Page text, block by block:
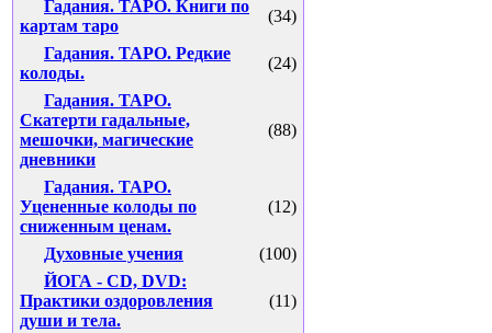
Гадания. ТАРО. Книги по
картам таро
(34)
Гадания. ТАРО. Редкие
колоды.
(24)
Гадания. ТАРО.
Скатерти гадальные,
мешочки, магические
дневники
(88)
Гадания. ТАРО.
Уцененные колоды по
сниженным ценам.
(12)
Духовные учения
(100)
ЙОГА - CD, DVD:
Практики оздоровления
души и тела.
(11)